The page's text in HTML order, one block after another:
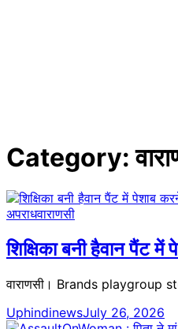
Category:
अपराधवाराणसी
शिक्षिका बनी हैवान पैंट
वाराणसी। Brands playgroup
UphindinewsJuly 26, 2026